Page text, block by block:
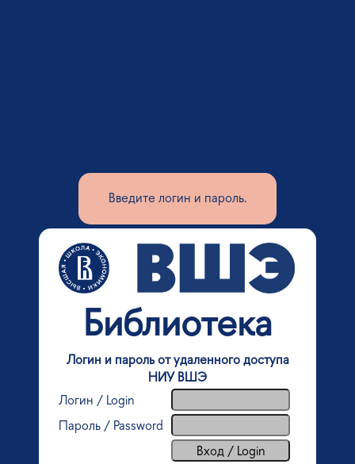
Введите логин и пароль.
Библиотека
Логин и пароль от удаленного доступа
НИУ ВШЭ
Логин / Login
Пароль / Password